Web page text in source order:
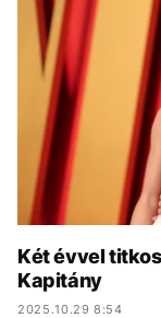
KÖZÉLET
ÉLETMÓD
VIDEÓ
GASZTRO
Két évvel
Kapitány
2025.10.29 8:54